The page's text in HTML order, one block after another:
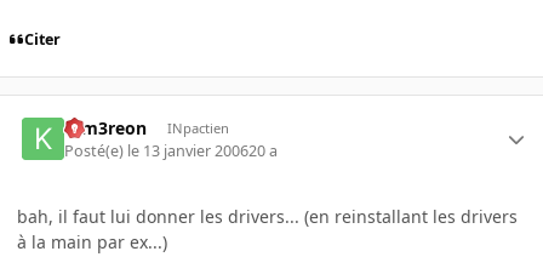
Citer
K-m3reon INpactien
Posté(e) le 13 janvier 200620 a
bah, il faut lui donner les drivers... (en reinstallant les drivers
à la main par ex...)